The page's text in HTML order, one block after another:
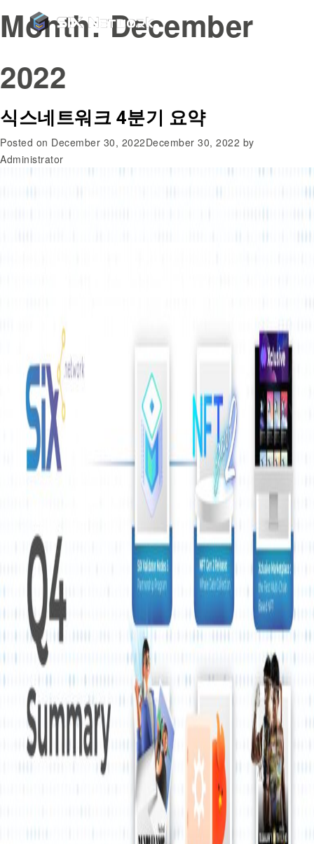
Month:December
2022
식스네트워크 4분기 요약
Posted on December 30, 2022December 30, 2022 by
Administrator